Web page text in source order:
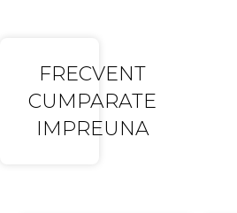
FRECVENT
CUMPARATE
IMPREUNA